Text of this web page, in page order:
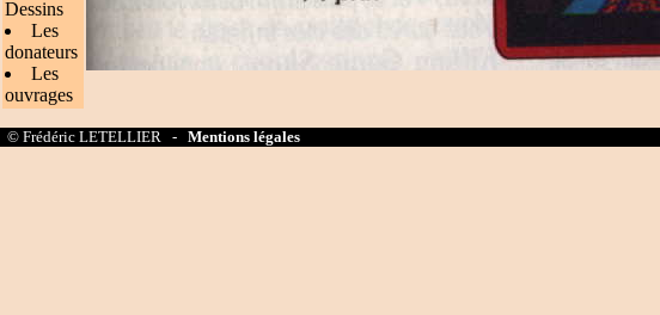
Dessins
Les
donateurs
Les
ouvrages
© Frédéric LETELLIER - Mentions légales